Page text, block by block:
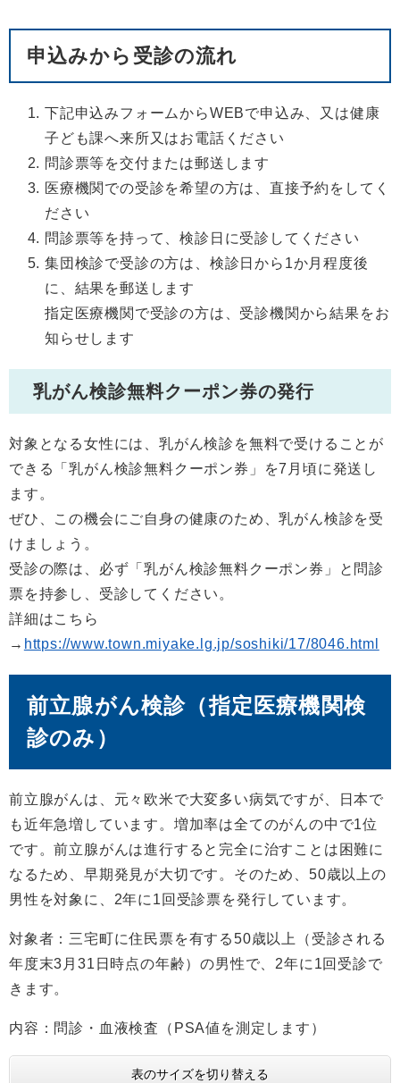
申込みから受診の流れ
下記申込みフォームからWEBで申込み、又は健康
子ども課へ来所又はお電話ください
問診票等を交付または郵送します
医療機関での受診を希望の方は、直接予約をしてく
ださい
問診票等を持って、検診日に受診してください
集団検診で受診の方は、検診日から1か月程度後
に、結果を郵送します
指定医療機関で受診の方は、受診機関から結果をお
知らせします
乳がん検診無料クーポン券の発行
対象となる女性には、乳がん検診を無料で受けることが
できる「乳がん検診無料クーポン券」を7月頃に発送し
ます。
ぜひ、この機会にご自身の健康のため、乳がん検診を受
けましょう。
受診の際は、必ず「乳がん検診無料クーポン券」と問診
票を持参し、受診してください。
詳細はこちら
→ https://www.town.miyake.lg.jp/soshiki/17/8046.html
前立腺がん検診（指定医療機関検
診のみ）
前立腺がんは、元々欧米で大変多い病気ですが、日本で
も近年急増しています。増加率は全てのがんの中で1位
です。前立腺がんは進行すると完全に治すことは困難に
なるため、早期発見が大切です。そのため、50歳以上の
男性を対象に、2年に1回受診票を発行しています。
対象者：三宅町に住民票を有する50歳以上（受診される
年度末3月31日時点の年齢）の男性で、2年に1回受診で
きます。
内容：問診・血液検査（PSA値を測定します）
表のサイズを切り替える